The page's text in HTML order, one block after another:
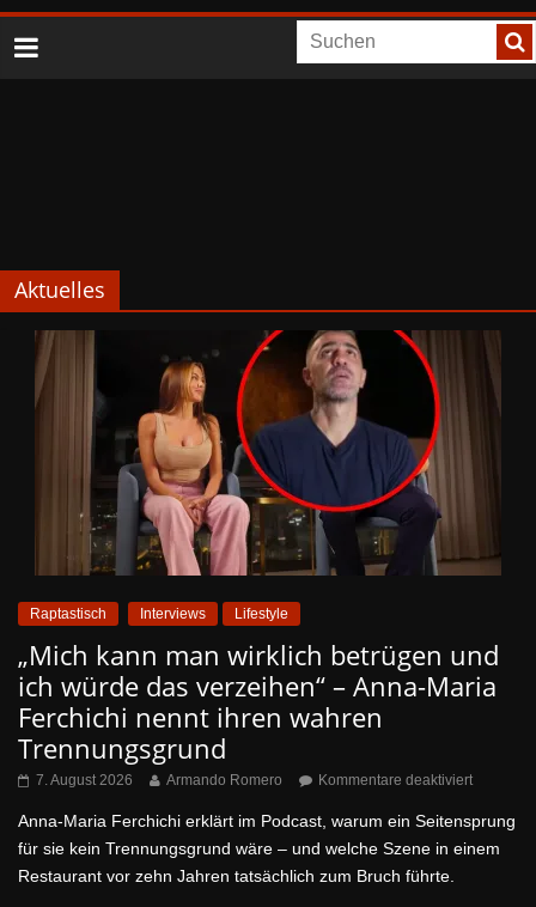
Aktuelles
Raptastisch Interviews Lifestyle
„Mich kann man wirklich betrügen und
ich würde das verzeihen“ – Anna-Maria
Ferchichi nennt ihren wahren
Trennungsgrund
7. August 2026 Armando Romero Kommentare deaktiviert
Anna-Maria Ferchichi erklärt im Podcast, warum ein Seitensprung
für sie kein Trennungsgrund wäre – und welche Szene in einem
Restaurant vor zehn Jahren tatsächlich zum Bruch führte.